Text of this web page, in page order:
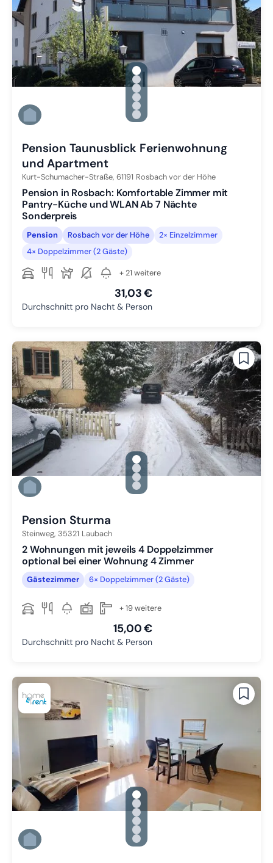
gallery.slide_selector
Zu Slide 1 wechseln
Zu Slide 2 wechseln
Zu Slide 3 wechseln
Zu Slide 4 wechseln
Zu Slide 5 wechseln
Zu Slide 6 wechseln
Pension Taunusblick Ferienwohnung
und Apartment
Kurt-Schumacher-Straße, 61191 Rosbach vor der Höhe
Pension in Rosbach: Komfortable Zimmer mit
Pantry-Küche und WLAN Ab 7 Nächte
Sonderpreis
Pension Rosbach vor der Höhe
2× Einzelzimmer
4× Doppelzimmer (2 Gäste)
+ 21 weitere
31,03 €
Durchschnitt pro Nacht & Person
gallery.slide_selector
Zu Slide 1 wechseln
Zu Slide 2 wechseln
Zu Slide 3 wechseln
Zu Slide 4 wechseln
Pension Sturma
Steinweg, 35321 Laubach
2 Wohnungen mit jeweils 4 Doppelzimmer
optional bei einer Wohnung 4 Zimmer
Gästezimmer 6× Doppelzimmer (2 Gäste)
+ 19 weitere
15,00 €
Durchschnitt pro Nacht & Person
gallery.slide_selector
Zu Slide 1 wechseln
Zu Slide 2 wechseln
Zu Slide 3 wechseln
Zu Slide 4 wechseln
Zu Slide 5 wechseln
Zu Slide 6 wechseln